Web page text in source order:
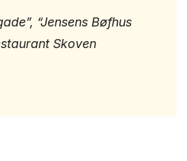
“Jensens Bøfhus
Skoven